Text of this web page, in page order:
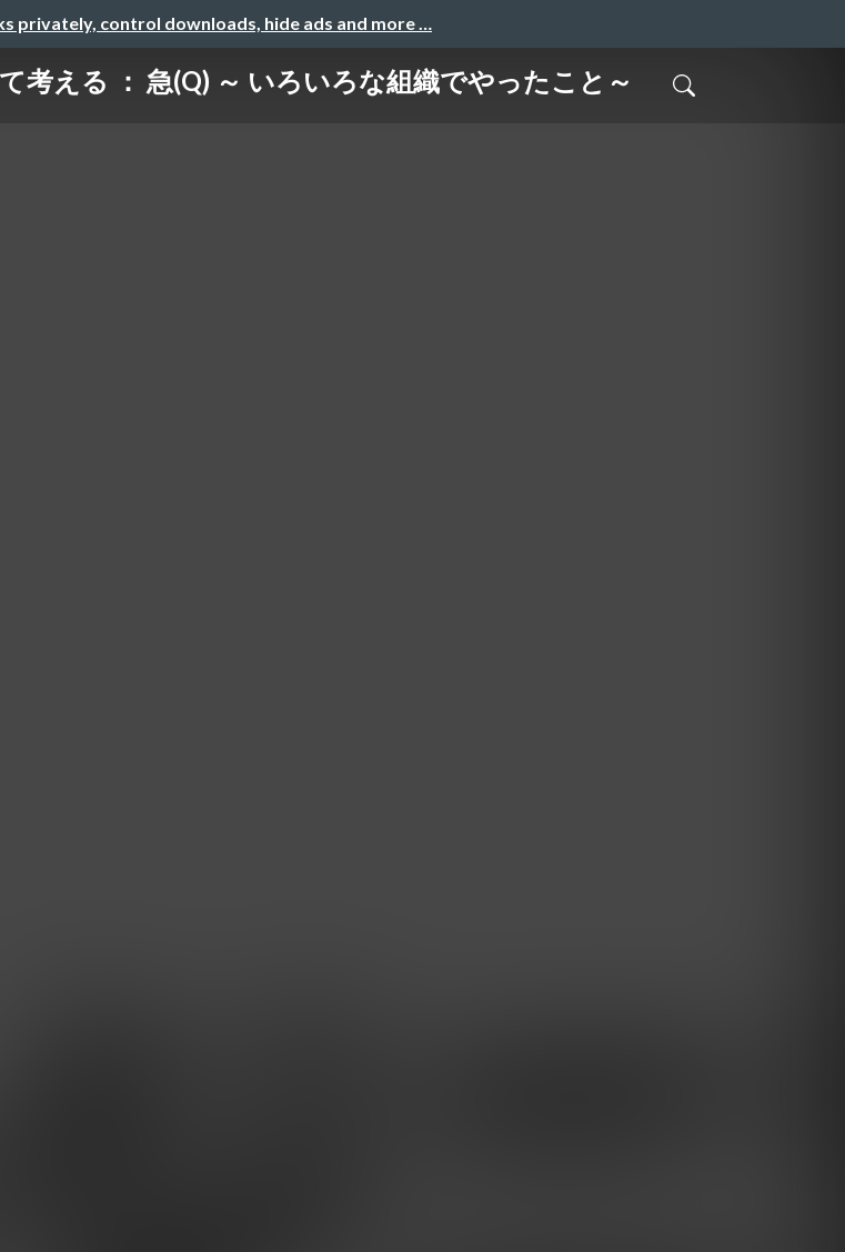
privately, control downloads, hide ads and more …
考える ： 急(Q) ～ いろいろな組織でやったこと～